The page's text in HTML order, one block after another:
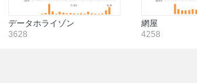
データホライゾン
3628
網屋
4258